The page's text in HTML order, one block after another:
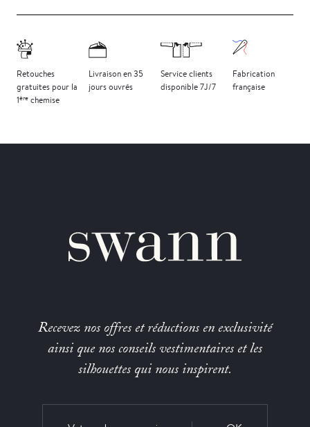
Retouches
gratuites pour la
1ère chemise
Livraison en 35
jours ouvrés
Service clients
disponible 7J/7
Fabrication
française
Recevez nos offres et réductions en exclusivité
ainsi que nos conseils vestimentaires et les
silhouettes qui nous inspirent.